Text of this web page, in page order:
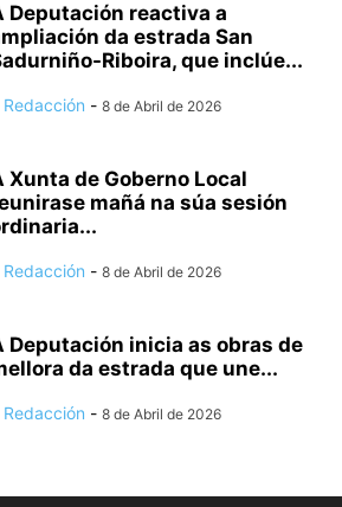
Deputación reactiva a
da estrada San
Riboira, que inclúe...
Redacción - 8 de Abril de 2026
Xunta de Goberno Local
mañá na súa sesión
Redacción - 8 de Abril de 2026
Deputación inicia as obras de
da estrada que une...
Redacción - 8 de Abril de 2026